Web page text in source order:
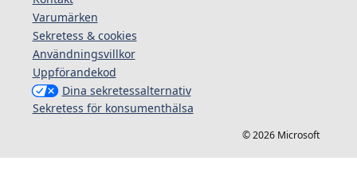
Varumärken
Sekretess & cookies
Användningsvillkor
Uppförandekod
Dina sekretessalternativ
Sekretess för konsumenthälsa
© 2026 Microsoft